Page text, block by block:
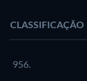
CLASSIFICAÇÃO
956.